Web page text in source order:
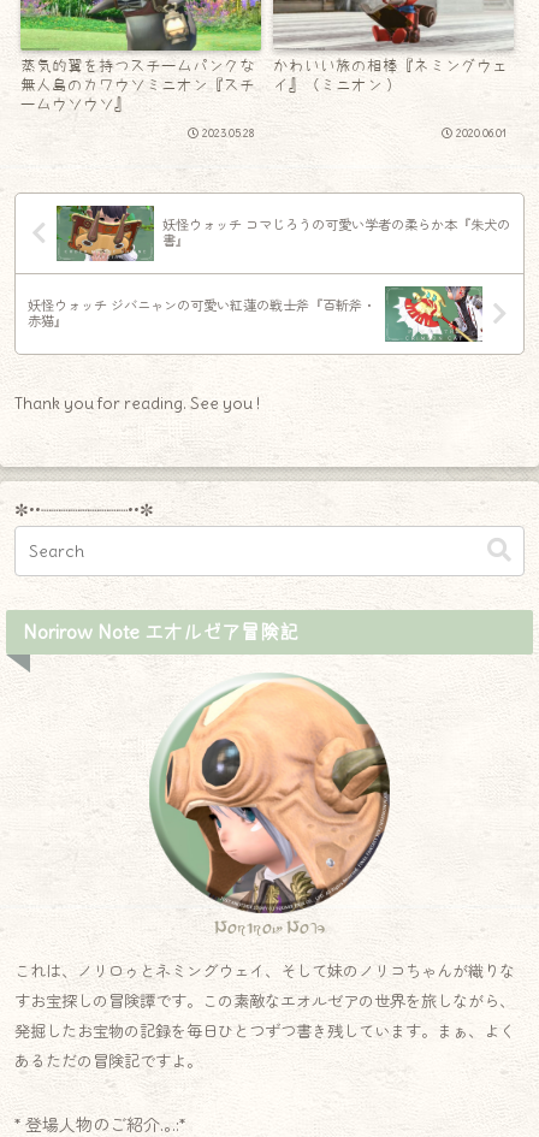
蒸気的翼を持つスチームパンクな
無人島のカワウソミニオン『スチ
ームウソウソ』
2023.05.28
かわいい旅の相棒『ネミングウェ
イ』（ミニオン ）
2020.06.01
妖怪ウォッチ コマじろうの可愛い学者の柔らか本『朱犬の
書』
妖怪ウォッチ ジバニャンの可愛い紅蓮の戦士斧『百斬斧・
赤猫』
Thank you for reading. See you !
✼••┈┈┈┈┈┈┈┈┈••✼
Norirow Note エオルゼア冒険記
Norirow Note
これは、ノリロゥとネミングウェイ、そして妹のノリコちゃんが織りな
すお宝探しの冒険譚です。この素敵なエオルゼアの世界を旅しながら、
発掘したお宝物の記録を毎日ひとつずつ書き残しています。まぁ、よく
あるただの冒険記ですよ。
* 登場人物のご紹介.｡.:*